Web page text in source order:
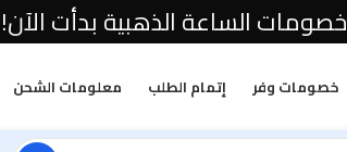
خصومات وفر إتمام الطلب معلومات الشحن
خصومات الساعة الذهبية بدأت